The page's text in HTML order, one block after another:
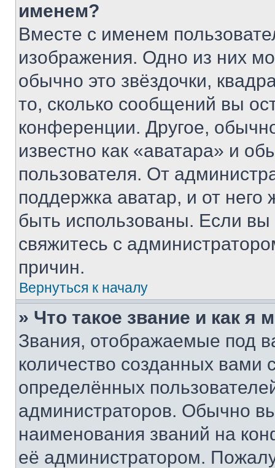
именем?
Вместе с именем
изображения. Одно из них
обычно это звёздочки,
то, сколько сообщений вы
конференции. Другое,
известно как «аватара» и
пользователя. От
поддержка аватар, и от него
быть использованы. Если
свяжитесь с
причин.
Вернуться к началу
» Что такое звание и как я
Звания, отображаемые под
количество созданных
определённых
администраторов. Обычно
наименования званий на
её администратором.